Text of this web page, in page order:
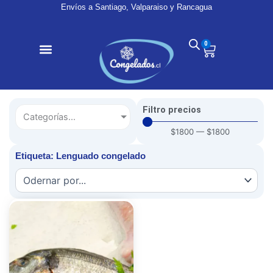
Envíos a Santiago, Valparaiso y Rancagua
0
Cart
Categorías...
Filtro precios
$1800 — $1800
Etiqueta: Lenguado congelado